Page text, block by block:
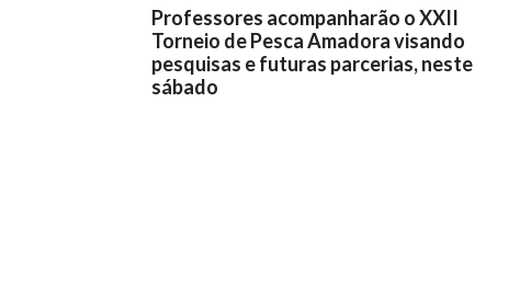
Professores acompanharão o XXII
Torneio de Pesca Amadora visando
pesquisas e futuras parcerias, neste
sábado